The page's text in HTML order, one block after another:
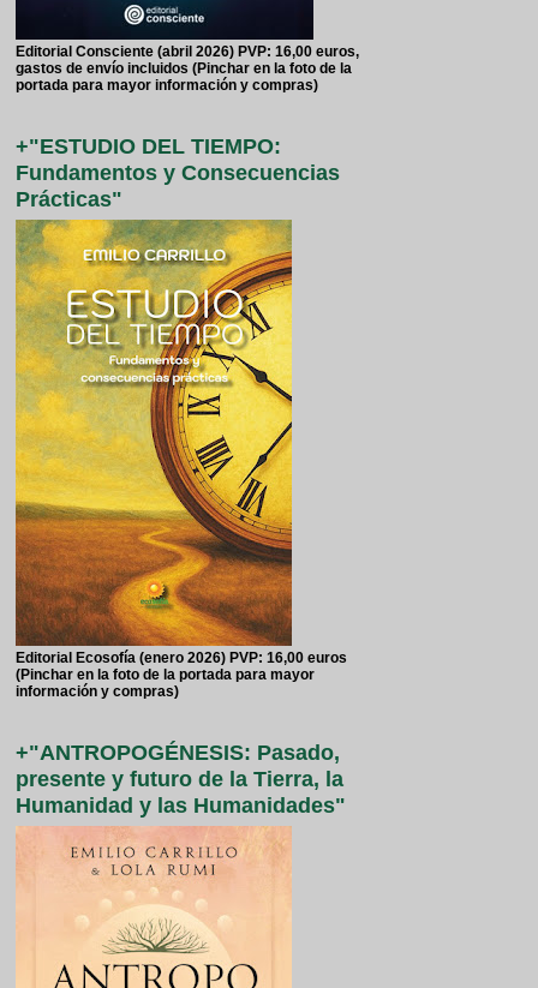
Editorial Consciente (abril 2026) PVP: 16,00 euros,
gastos de envío incluidos (Pinchar en la foto de la
portada para mayor información y compras)
+"ESTUDIO DEL TIEMPO:
Fundamentos y Consecuencias
Prácticas"
Editorial Ecosofía (enero 2026) PVP: 16,00 euros
(Pinchar en la foto de la portada para mayor
información y compras)
+"ANTROPOGÉNESIS: Pasado,
presente y futuro de la Tierra, la
Humanidad y las Humanidades"